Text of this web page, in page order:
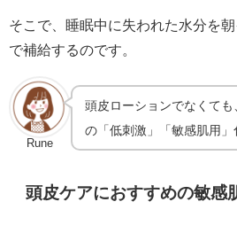
そこで、睡眠中に失われた水分を
で補給するのです。
Rune
頭皮ローションでなくて
の「低刺激」「敏感肌用」
頭皮ケアにおすすめの敏感